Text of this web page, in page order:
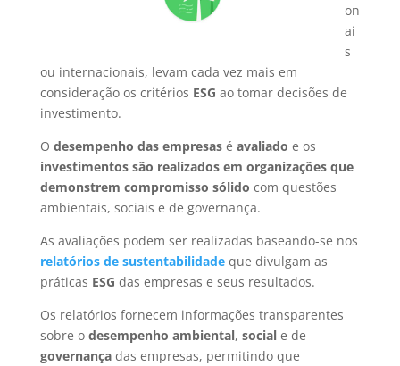
on
ai
s
ou internacionais, levam cada vez mais em
consideração os critérios ESG ao tomar decisões de
investimento.
O desempenho das empresasé avaliado e os
investimentos são realizados em organizações que
demonstrem compromisso sólido com questões
ambientais, sociais e de governança.
As avaliações podem ser realizadas baseando-se nos
relatórios de sustentabilidadeque divulgam as
práticas ESG das empresas e seus resultados.
Os relatórios fornecem informações transparentes
sobre o desempenho ambiental, social e de
governança das empresas, permitindo que